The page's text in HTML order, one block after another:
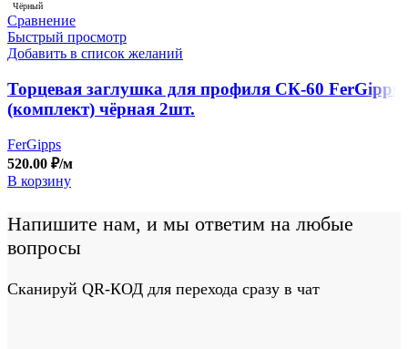
Чёрный
Сравнение
Быстрый просмотр
Добавить в список желаний
Торцевая заглушка для профиля СК-60 FerGipps
(комплект) чёрная 2шт.
FerGipps
520.00 ₽/м
В корзину
Напишите нам, и мы ответим на любые
вопросы
Сканируй QR-КОД для перехода сразу в чат